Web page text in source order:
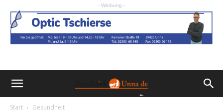
- Werbung -
Start Gesundheit